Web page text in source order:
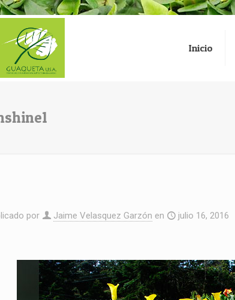
Inicio
por Jaime Velasquez Garzón en julio 16, 2016